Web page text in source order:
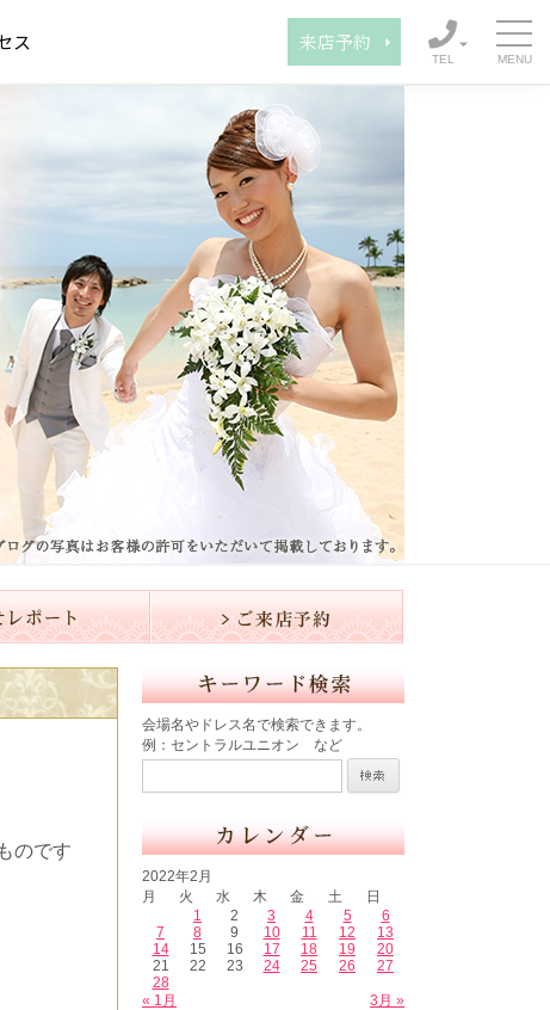
来店予約
TEL
ス
のです
会場名やドレス名で検索できます。
例：セントラルユニオン など
2022年2月
月
火 水 木 金 土 日
« 1月 3月 »
1 2 3 4 5
6
7
8 9 10 11 12
13
14
15 16 17 18 19
20
21
22 23 24 25 26
27
28